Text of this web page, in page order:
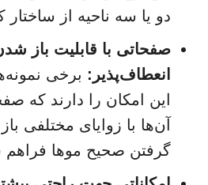
دو یا سه ناحیه از ساختار
صفحاتی با قابلیت باز
انعطاف‌پذیر: برخی
این امکان را دارند که
آن‌ها با زوایای مختلفی
گرفتن صحیح موها